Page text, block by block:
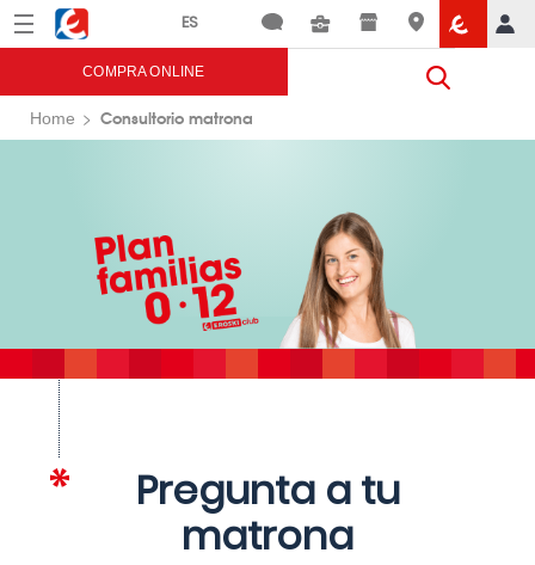
Menú Eroski
COMPRA ONLINE
Home Consultorio matrona
Pregunta a tu
matrona